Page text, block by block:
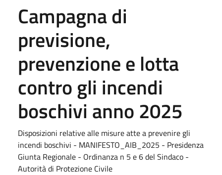
Campagna di
previsione,
prevenzione e lotta
contro gli incendi
boschivi anno 2025
Disposizioni relative alle misure atte a prevenire gli
incendi boschivi - MANIFESTO_AIB_2025 - Presidenza
Giunta Regionale - Ordinanza n 5 e 6 del Sindaco -
Autorità di Protezione Civile